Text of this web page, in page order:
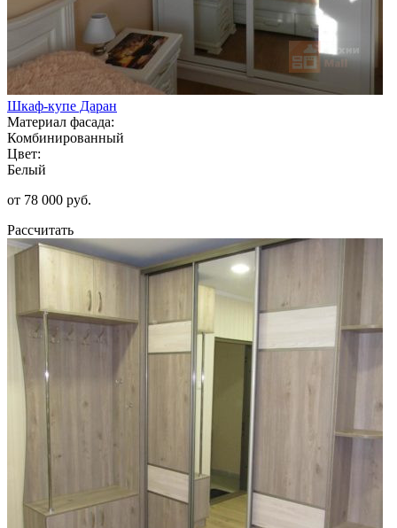
Шкаф-купе Даран
Материал фасада:
Комбинированный
Цвет:
Белый
от 78 000 руб.
Рассчитать